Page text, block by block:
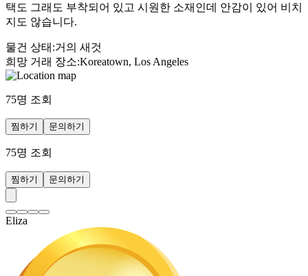
택도 그래도 부착되어 있고 시원한 소재인데 안감이 있어 비치
지도 않습니다.
물건 상태 :거의 새것
희망 거래 장소:Koreatown, Los Angeles
75명 조회
찜하기 문의하기
75명 조회
찜하기 문의하기
Eliza